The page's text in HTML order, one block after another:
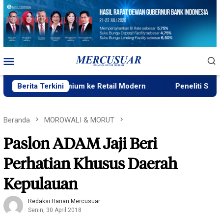
Loncat
konten
Mobile
Berita Terkini
Premium ke Retail Modern Peneliti Sejarah:
Beranda MOROWALI & MORUT
Paslon ADAM Jaji Beri
Perhatian Khusus Daerah
Kepulauan
Redaksi Harian Mercusuar
Senin, 30 April 2018